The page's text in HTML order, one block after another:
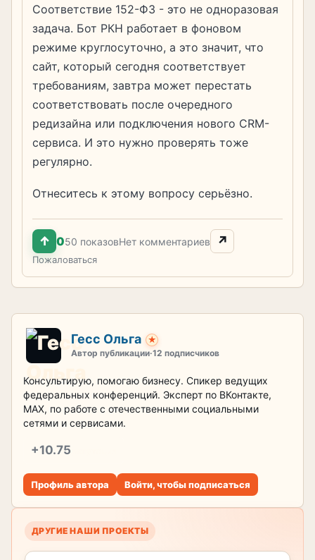
Соответствие 152-ФЗ - это не одноразовая
задача. Бот РКН работает в фоновом
режиме круглосуточно, а это значит, что
сайт, который сегодня соответствует
требованиям, завтра может перестать
соответствовать после очередного
редизайна или подключения нового CRM-
сервиса. И это нужно проверять тоже
регулярно.
Отнеситесь к этому вопросу серьёзно.
↑ 050 показовНет комментариев ↗
Пожаловаться
Гесс Ольга ★
Автор публикации·12 подписчиков
Консультирую, помогаю бизнесу. Спикер ведущих
федеральных конференций. Эксперт по ВКонтакте,
MAX, по работе с отечественными социальными
сетями и сервисами.
+10.75
Профиль автора Войти, чтобы подписаться
ДРУГИЕ НАШИ ПРОЕКТЫ